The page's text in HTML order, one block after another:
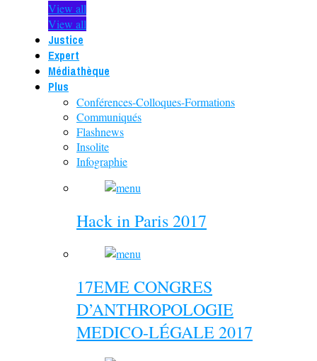
View all
View all
Justice
Expert
Médiathèque
Plus
Conférences-Colloques-Formations
Communiqués
Flashnews
Insolite
Infographie
Hack in Paris 2017
17EME CONGRES
D’ANTHROPOLOGIE
MEDICO-LÉGALE 2017